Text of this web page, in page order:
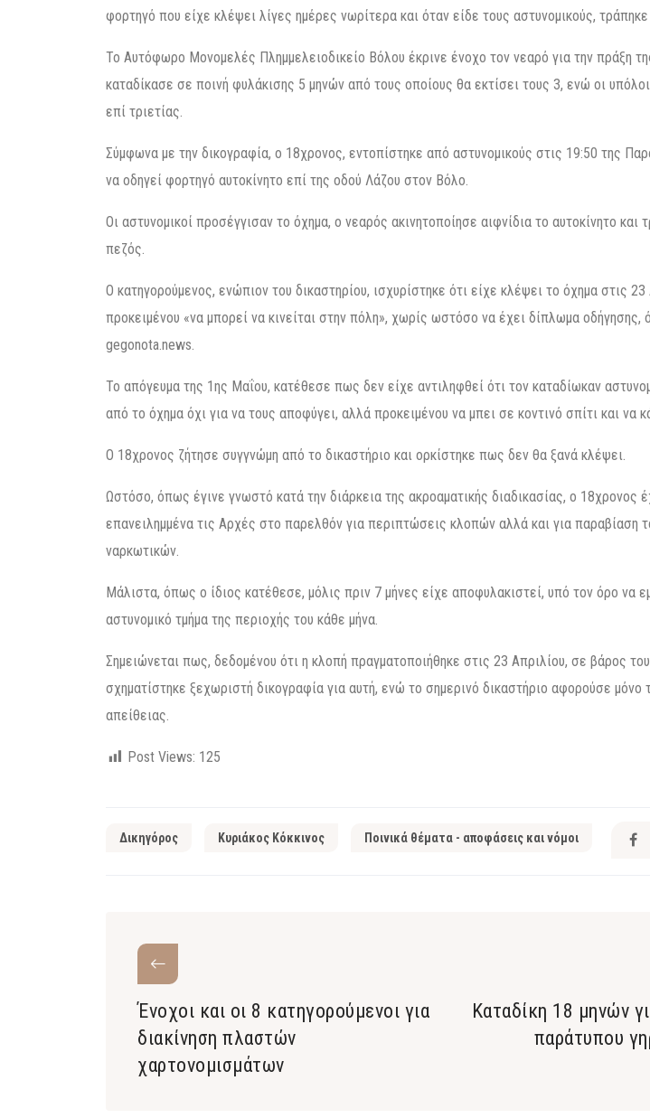
φορτηγό που είχε κλέψει λίγες ημέρες νωρίτερα και όταν είδε τους αστυνομικούς,
Το Αυτόφωρο Μονομελές Πλημμελειοδικείο Βόλου έκρινε ένοχο τον νεαρό για την πράξη
καταδίκασε σε ποινή φυλάκισης 5 μηνών από τους οποίους θα εκτίσει τους 3, ενώ οι
επί τριετίας.
Σύμφωνα με την δικογραφία, ο 18χρονος, εντοπίστηκε από αστυνομικούς στις 19:50 της
να οδηγεί φορτηγό αυτοκίνητο επί της οδού Λάζου στον Βόλο.
Οι αστυνομικοί προσέγγισαν το όχημα, ο νεαρός ακινητοποίησε αιφνίδια το αυτοκίνητο και
πεζός.
Ο κατηγορούμενος, ενώπιον του δικαστηρίου, ισχυρίστηκε ότι είχε κλέψει το όχημα στις 23
προκειμένου «να μπορεί να κινείται στην πόλη», χωρίς ωστόσο να έχει δίπλωμα
gegonota.news.
Το απόγευμα της 1ης Μαΐου, κατέθεσε πως δεν είχε αντιληφθεί ότι τον καταδίωκαν
από το όχημα όχι για να τους αποφύγει, αλλά προκειμένου να μπει σε κοντινό σπίτι και να
Ο 18χρονος ζήτησε συγγνώμη από το δικαστήριο και ορκίστηκε πως δεν θα ξανά κλέψει.
Ωστόσο, όπως έγινε γνωστό κατά την διάρκεια της ακροαματικής διαδικασίας, ο 18χρονος
επανειλημμένα τις Αρχές στο παρελθόν για περιπτώσεις κλοπών αλλά και για παραβίαση
ναρκωτικών.
Μάλιστα, όπως ο ίδιος κατέθεσε, μόλις πριν 7 μήνες είχε αποφυλακιστεί, υπό τον όρο να
αστυνομικό τμήμα της περιοχής του κάθε μήνα.
Σημειώνεται πως, δεδομένου ότι η κλοπή πραγματοποιήθηκε στις 23 Απριλίου, σε βάρος
σχηματίστηκε ξεχωριστή δικογραφία για αυτή, ενώ το σημερινό δικαστήριο αφορούσε μόνο
απείθειας.
Post Views: 125
Δικηγόρος Κυριάκος Κόκκινος Ποινικά θέματα - αποφάσεις και νόμοι
Ένοχοι και οι 8 κατηγορούμενοι για
διακίνηση πλαστών
χαρτονομισμάτων
Καταδίκη 18 μηνών
παράτυπου